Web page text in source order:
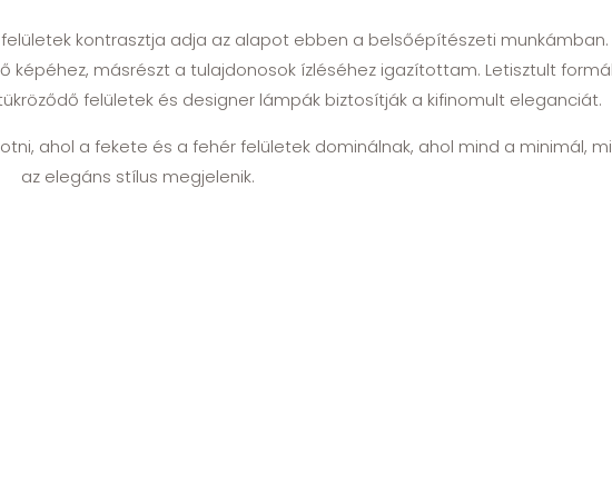
kontrasztja adja az alapot ebben a belsőépítészeti munkámban.
képéhez, másrészt a tulajdonosok ízléséhez igazítottam. Letisztult
felületek és designer lámpák biztosítják a kifinomult eleganciát.
ahol a fekete és a fehér felületek dominálnak, ahol mind a minimál,
az elegáns stílus megjelenik.